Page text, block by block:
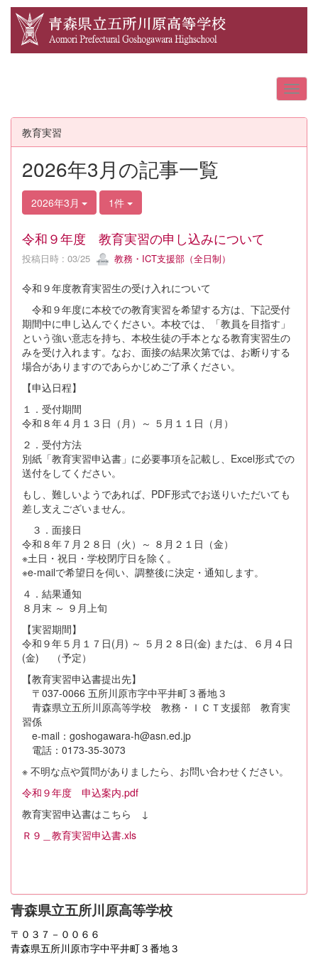
教育実習
2026年3月の記事一覧
2026年3月 1件
令和９年度 教育実習の申し込みについて
投稿日時 : 03/25 教務・ICT支援部（全日制）
令和９年度教育実習生の受け入れについて
令和９年度に本校での教育実習を希望する方は、下記受付
期間中に申し込んでください。本校では、「教員を目指す」
という強い意志を持ち、本校生徒の手本となる教育実習生の
みを受け入れます。なお、面接の結果次第では、お断りする
場合がありますのであらかじめご了承ください。
【申込日程】
１．受付期間
令和８年４月１３日（月）～ ５月１１日（月）
２．受付方法
別紙「教育実習申込書」に必要事項を記載し、Excel形式での
送付をしてください。
もし、難しいようであれば、PDF形式でお送りいただいても
差し支えございません。
３．面接日
令和８年７月２８日（火）～ ８月２１日（金）
※土日・祝日・学校閉庁日を除く。
※e-mailで希望日を伺い、調整後に決定・通知します。
４．結果通知
８月末 ～ ９月上旬
【実習期間】
令和９年５月１７日(月) ～ ５月２８日(金) または、６月４日
(金) （予定）
【教育実習申込書提出先】
〒037-0066 五所川原市字中平井町３番地３
青森県立五所川原高等学校 教務・ＩＣＴ支援部 教育実
習係
e-mail：goshogawara-h@asn.ed.jp
電話：0173-35-3073
※ 不明な点や質問がありましたら、お問い合わせください。
令和９年度 申込案内.pdf
教育実習申込書はこちら ↓
Ｒ９＿教育実習申込書.xls
青森県立五所川原高等学校
〒０３７－００６６
青森県五所川原市字中平井町３番地３